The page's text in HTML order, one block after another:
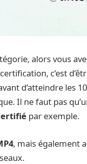
alors vous
c’est
d’atteindre les
Il ne faut pas
par exemple.
, mais également